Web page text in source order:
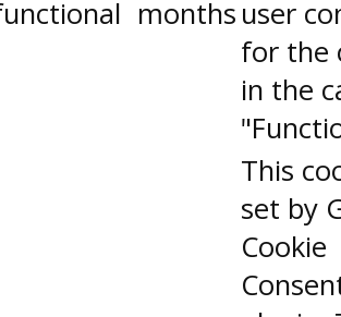
months user
for the
in the
This
set by
Cookie